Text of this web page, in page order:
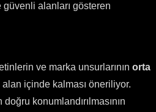
ve marka unsurlarının orta
içinde kalması öneriliyor.
konumlandırılmasının